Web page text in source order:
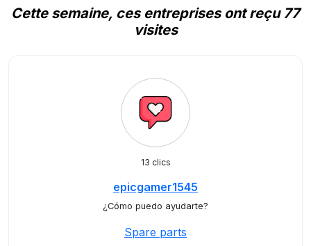
Cette semaine, ces entreprises ont reçu 77
visites
13 clics
epicgamer1545
¿Cómo puedo ayudarte?
Spare parts